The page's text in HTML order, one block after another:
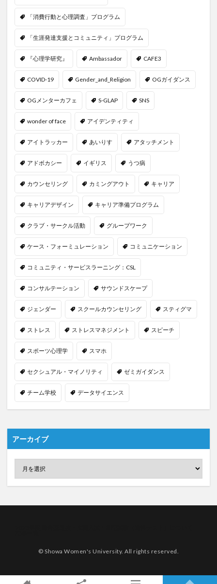
「消費行動と心理調査」プログラム
「生涯発達支援とコミュニティ」プログラム
『心理学研究』 Ambassador CAFE3
COVID-19 Gender_and_Religion OGガイダンス
OGメンターカフェ S-GLAP SNS
wonder of face アイデンティティ
アイトラッカー あいりす アタッチメント
アドボカシー イギリス うつ病
カウンセリング カミングアウト キャリア
キャリアデザイン キャリア準備プログラム
クラブ・サークル活動 グループワーク
ケース・フォーミュレーション コミュニケーション
コミュニティ・サービスラーニング：CSL
コンサルテーション サウンドスケープ
ジェンダー スクールカウンセリング スティグマ
ストレス ストレスマネジメント スピーチ
スポーツ心理学 スマホ
セクシュアル・マイノリティ ゼミガイダンス
チーム学校 データサイエンス
アーカイブ
© Showa Women's University. All rights reserved.